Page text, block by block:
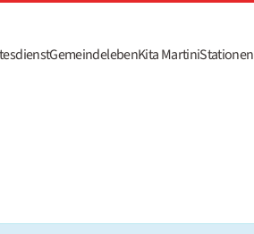
GemeindelebenKita MartiniStationen